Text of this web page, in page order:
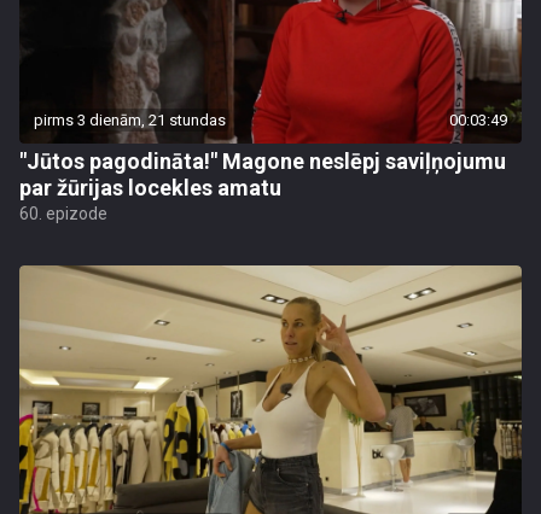
pirms 3 dienām, 21 stundas 00:03:49
"Jūtos pagodināta!" Magone neslēpj saviļņojumu
par žūrijas locekles amatu
60. epizode